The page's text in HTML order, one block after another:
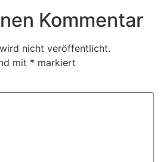
Kommentar
nicht veröffentlicht.
mit * markiert